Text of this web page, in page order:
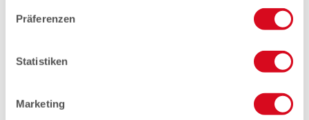
Präferenzen
Statistiken
Marketing